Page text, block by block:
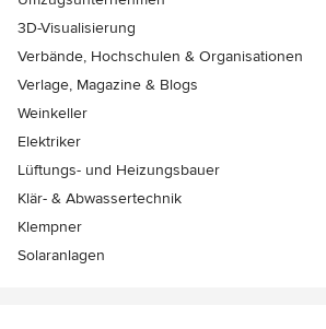
3D-Visualisierung
Verbände, Hochschulen & Organisationen
Verlage, Magazine & Blogs
Weinkeller
Elektriker
Lüftungs- und Heizungsbauer
Klär- & Abwassertechnik
Klempner
Solaranlagen